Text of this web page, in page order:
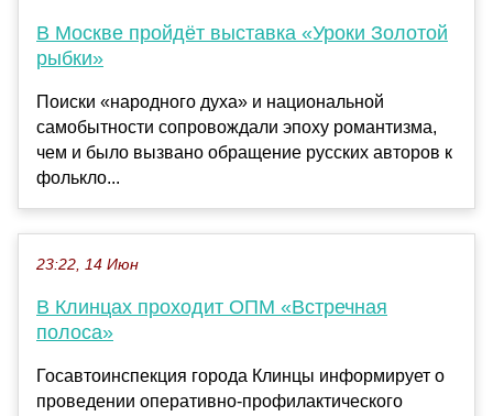
В Москве пройдёт выставка «Уроки Золотой
рыбки»
Поиски «народного духа» и национальной
самобытности сопровождали эпоху романтизма,
чем и было вызвано обращение русских авторов к
фолькло...
23:22, 14 Июн
В Клинцах проходит ОПМ «Встречная
полоса»
Госавтоинспекция города Клинцы информирует о
проведении оперативно-профилактического